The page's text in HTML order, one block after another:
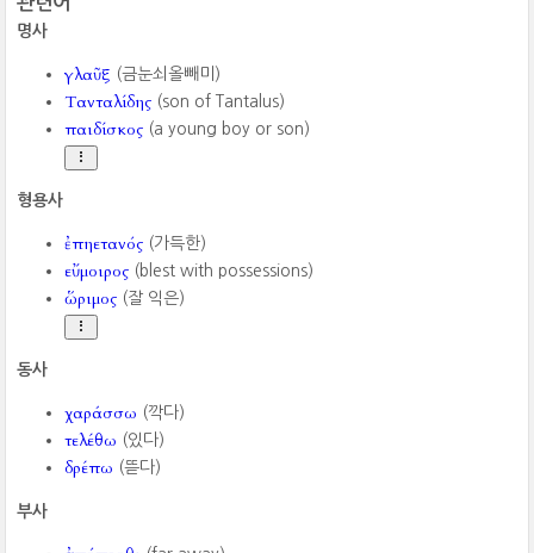
명사
γλαῦξ (금눈쇠올빼미)
Τανταλίδης (son of Tantalus)
παιδίσκος (a young boy or son)
형용사
ἐπηετανός (가득한)
εὔμοιρος (blest with possessions)
ὥριμος (잘 익은)
동사
χαράσσω (깍다)
τελέθω (있다)
δρέπω (뜯다)
부사